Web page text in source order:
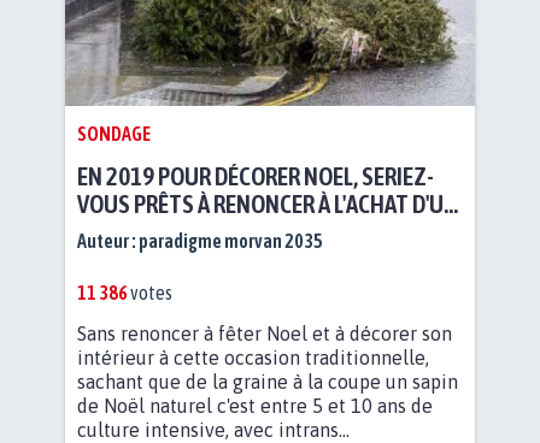
SONDAGE
EN 2019 POUR DÉCORER NOEL, SERIEZ-
VOUS PRÊTS À RENONCER À L'ACHAT D'UN
SAPIN NATUREL COUPÉ ?
Auteur : paradigme morvan 2035
11 386votes
Sans renoncer à fêter Noel et à décorer son
intérieur à cette occasion traditionnelle,
sachant que de la graine à la coupe un sapin
de Noël naturel c'est entre 5 et 10 ans de
culture intensive, avec intrans...